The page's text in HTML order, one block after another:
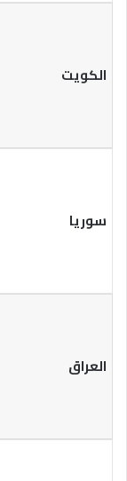
الكويت
سوريا
العراق